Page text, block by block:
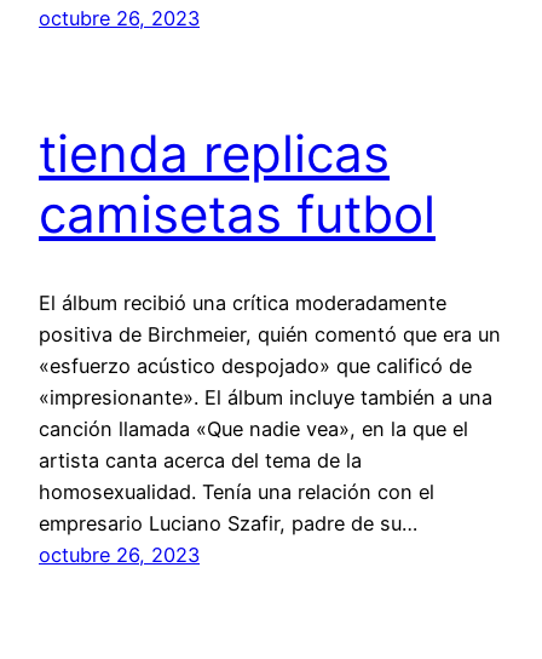
octubre 26, 2023
tienda replicas
camisetas futbol
El álbum recibió una crítica moderadamente
positiva de Birchmeier, quién comentó que era un
«esfuerzo acústico despojado» que calificó de
«impresionante». El álbum incluye también a una
canción llamada «Que nadie vea», en la que el
artista canta acerca del tema de la
homosexualidad. Tenía una relación con el
empresario Luciano Szafir, padre de su…
octubre 26, 2023